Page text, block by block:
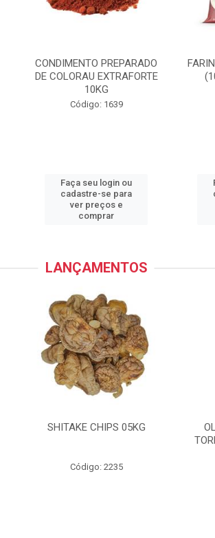
CONDIMENTO PREPARADO
DE COLORAU EXTRAFORTE
10KG
Código: 1639
Faça seu login ou
cadastre-se para
ver preços e
comprar
LANÇAMENTOS
SHITAKE CHIPS 05KG
Código: 2235